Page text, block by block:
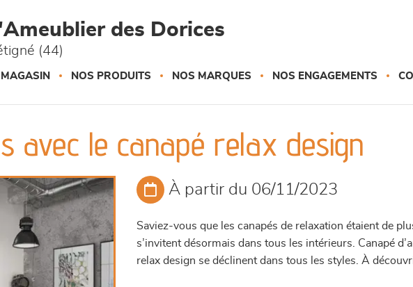
des Dorices
(44)
MAGASIN NOS PRODUITS NOS MARQUES NOS ENGAGEMENTS
avec le canapé relax design
À partir du 06/11/2023
Saviez-vous que les canapés de relaxation étaient de
s’invitent désormais dans tous les intérieurs. Canapé
relax design se déclinent dans tous les styles. À